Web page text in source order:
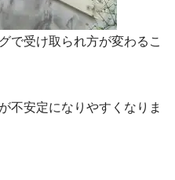
で受け取られ方が変わるこ
不安定になりやすくなりま